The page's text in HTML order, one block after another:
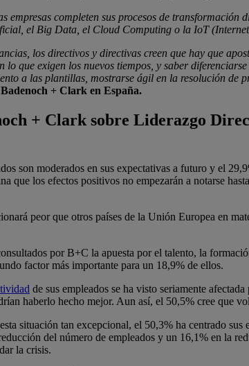
empresas completen sus procesos de
el Big Data, el Cloud Computing o la IoT
los directivos y directivas creen que hay que
que exigen los nuevos tiempos, y saber
a las plantillas, mostrarse ágil en la resolución
+ Clark en España.
+ Clark sobre Liderazgo
son moderados en sus expectativas a futuro y el
que los efectos positivos no empezarán a notarse
peor que otros países de la Unión Europea en
por B+C la apuesta por el talento, la
factor más importante para un 18,9% de ellos.
de sus empleados se ha visto seriamente
haberlo hecho mejor. Aun así, el 50,5% cree que
situación tan excepcional, el 50,3% ha centrado
del número de empleados y un 16,1% en la
la crisis.